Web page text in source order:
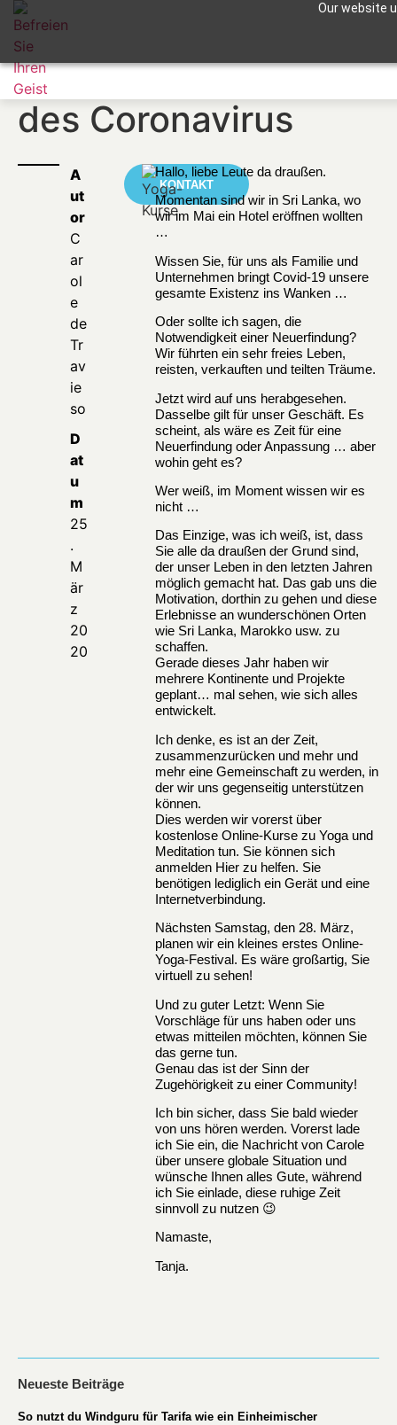
Our website
Apuntame !
Nach dem Ausbruch
des Coronavirus
A
ut
or
C
ar
ol
e
de
Tr
av
ie
so
D
at
u
m
25
.
M
är
z
20
20
KONTAKT
Hallo, liebe Leute da draußen.
Momentan sind wir in Sri Lanka, wo
wir im Mai ein Hotel eröffnen wollten
…
Wissen Sie, für uns als Familie und
Unternehmen bringt Covid-19 unsere
gesamte Existenz ins Wanken …
Oder sollte ich sagen, die
Notwendigkeit einer Neuerfindung?
Wir führten ein sehr freies Leben,
reisten, verkauften und teilten Träume.
Jetzt wird auf uns herabgesehen.
Dasselbe gilt für unser Geschäft. Es
scheint, als wäre es Zeit für eine
Neuerfindung oder Anpassung … aber
wohin geht es?
Wer weiß, im Moment wissen wir es
nicht …
Das Einzige, was ich weiß, ist, dass
Sie alle da draußen der Grund sind,
der unser Leben in den letzten Jahren
möglich gemacht hat. Das gab uns die
Motivation, dorthin zu gehen und diese
Erlebnisse an wunderschönen Orten
wie Sri Lanka, Marokko usw. zu
schaffen.
Gerade dieses Jahr haben wir
mehrere Kontinente und Projekte
geplant… mal sehen, wie sich alles
entwickelt.
Ich denke, es ist an der Zeit,
zusammenzurücken und mehr und
mehr eine Gemeinschaft zu werden, in
der wir uns gegenseitig unterstützen
können.
Dies werden wir vorerst über
kostenlose Online-Kurse zu Yoga und
Meditation tun. Sie können sich
anmelden Hier zu helfen. Sie
benötigen lediglich ein Gerät und eine
Internetverbindung.
Nächsten Samstag, den 28. März,
planen wir ein kleines erstes Online-
Yoga-Festival. Es wäre großartig, Sie
virtuell zu sehen!
Und zu guter Letzt: Wenn Sie
Vorschläge für uns haben oder uns
etwas mitteilen möchten, können Sie
das gerne tun.
Genau das ist der Sinn der
Zugehörigkeit zu einer Community!
Ich bin sicher, dass Sie bald wieder
von uns hören werden. Vorerst lade
ich Sie ein, die Nachricht von Carole
über unsere globale Situation und
wünsche Ihnen alles Gute, während
ich Sie einlade, diese ruhige Zeit
sinnvoll zu nutzen 😉
Namaste,
Tanja.
Neueste Beiträge
So nutzt du Windguru für Tarifa wie ein Einheimischer